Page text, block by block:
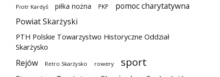
Piotr Kardyś piłka nożna PKP
pomoc charytatywna
Powiat Skarżyski
PTH Polskie Towarzystwo Historyczne Oddział
Skarżysko
Rejów Retro Skarżysko rowery sport